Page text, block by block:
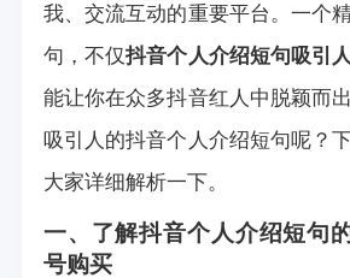
我、交流互动的重要平台。一个
句，不仅抖音个人介绍短句吸引人
能让你在众多抖音红人中脱颖而
吸引人的抖音个人介绍短句呢？
大家详细解析一下。
一、了解抖音个人介绍短句
号购买